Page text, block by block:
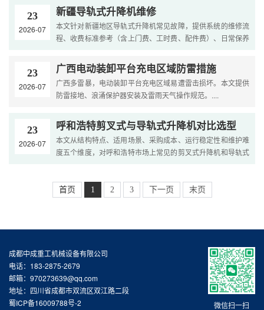
行....
23
2026-07
新疆导轨式升降机维修
本文针对新疆地区导轨式升降机常见故障，提供系统的维修流
程、收费标准参考（含上门费、工时费、配件费）、日常保养
并....
23
2026-07
广西电动装卸平台充电区域防雷措施
广西多雷暴，电动装卸平台充电区域易遭雷击损坏。本文提供
防雷接地、浪涌保护器安装及雷雨天气操作规范。....
23
2026-07
呼和浩特剪叉式与导轨式升降机对比选型
本文从结构特点、适用场景、采购成本、运行稳定性和维护难
度五个维度，对呼和浩特市场上常见的剪叉式升降机和导轨式
首页 1 2 3 下一页 末页
微信扫一扫
成都中成重工机械设备有限公司
电话：183-2875-2679
邮箱：970273639@qq.com
地址：四川省成都市双流区双江路二段
蜀ICP备16009788号-2